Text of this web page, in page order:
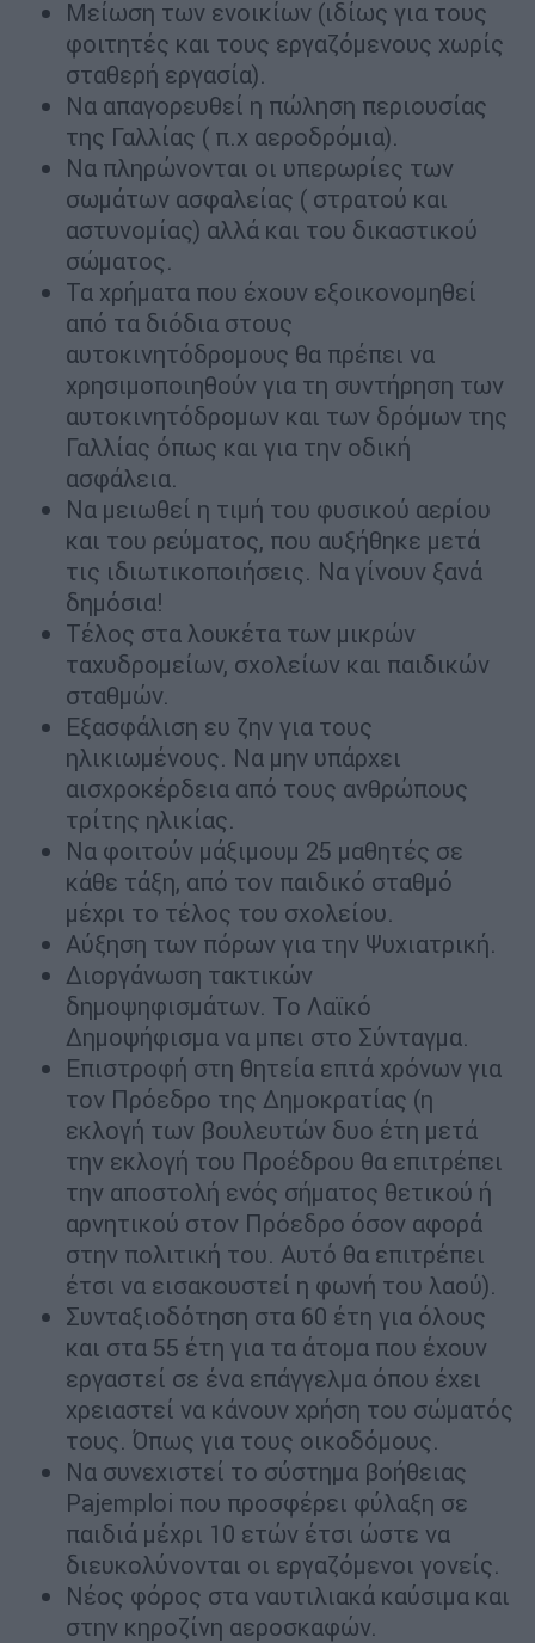
Μείωση των ενοικίων (ιδίως για τους
φοιτητές και τους εργαζόμενους χωρίς
σταθερή εργασία).
Να απαγορευθεί η πώληση περιουσίας
της Γαλλίας ( π.χ αεροδρόμια).
Να πληρώνονται οι υπερωρίες των
σωμάτων ασφαλείας ( στρατού και
αστυνομίας) αλλά και του δικαστικού
σώματος.
Τα χρήματα που έχουν εξοικονομηθεί
από τα διόδια στους
αυτοκινητόδρομους θα πρέπει να
χρησιμοποιηθούν για τη συντήρηση των
αυτοκινητόδρομων και των δρόμων της
Γαλλίας όπως και για την οδική
ασφάλεια.
Να μειωθεί η τιμή του φυσικού αερίου
και του ρεύματος, που αυξήθηκε μετά
τις ιδιωτικοποιήσεις. Να γίνουν ξανά
δημόσια!
Τέλος στα λουκέτα των μικρών
ταχυδρομείων, σχολείων και παιδικών
σταθμών.
Εξασφάλιση ευ ζην για τους
ηλικιωμένους. Να μην υπάρχει
αισχροκέρδεια από τους ανθρώπους
τρίτης ηλικίας.
Να φοιτούν μάξιμουμ 25 μαθητές σε
κάθε τάξη, από τον παιδικό σταθμό
μέχρι το τέλος του σχολείου.
Αύξηση των πόρων για την Ψυχιατρική.
Διοργάνωση τακτικών
δημοψηφισμάτων. Το Λαϊκό
Δημοψήφισμα να μπει στο Σύνταγμα.
Επιστροφή στη θητεία επτά χρόνων για
τον Πρόεδρο της Δημοκρατίας (η
εκλογή των βουλευτών δυο έτη μετά
την εκλογή του Προέδρου θα επιτρέπει
την αποστολή ενός σήματος θετικού ή
αρνητικού στον Πρόεδρο όσον αφορά
στην πολιτική του. Αυτό θα επιτρέπει
έτσι να εισακουστεί η φωνή του λαού).
Συνταξιοδότηση στα 60 έτη για όλους
και στα 55 έτη για τα άτομα που έχουν
εργαστεί σε ένα επάγγελμα όπου έχει
χρειαστεί να κάνουν χρήση του σώματός
τους. Όπως για τους οικοδόμους.
Να συνεχιστεί το σύστημα βοήθειας
Pajemploi που προσφέρει φύλαξη σε
παιδιά μέχρι 10 ετών έτσι ώστε να
διευκολύνονται οι εργαζόμενοι γονείς.
Νέος φόρος στα ναυτιλιακά καύσιμα και
στην κηροζίνη αεροσκαφών.